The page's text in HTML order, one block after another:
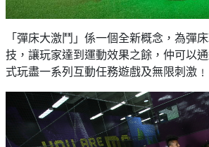
「彈床大激鬥」係一個全新概念，為彈
技，讓玩家達到運動效果之餘，仲可以
式玩盡一系列互動任務遊戲及無限刺激﹗